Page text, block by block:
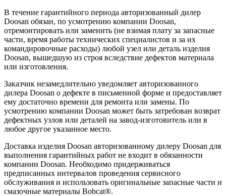
В течение гарантийного периода авторизованный дилер
Doosan обязан, по усмотрению компании Doosan,
отремонтировать или заменить (не взимая плату за запасные
части, время работы технических специалистов и за их
командировочные расходы) любой узел или деталь изделия
Doosan, вышедшую из строя вследствие дефектов материала
или изготовления.
Заказчик незамедлительно уведомляет авторизованного
дилера Doosan о дефекте в письменной форме и предоставляет
ему достаточно времени для ремонта или замены. По
усмотрению компании Doosan может быть затребован возврат
дефектных узлов или деталей на завод-изготовитель или в
любое другое указанное место.
Доставка изделия Doosan авторизованному дилеру Doosan для
выполнения гарантийных работ не входит в обязанности
компании Doosan. Необходимо придерживаться
предписанных интервалов проведения сервисного
обслуживания и использовать оригинальные запасные части и
смазочные материалы Bobcat®.